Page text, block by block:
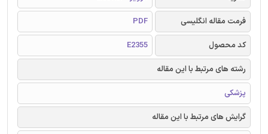
فرمت مقاله انگلیسی
PDF
کد محصول
E2355
رشته های مرتبط با این مقاله
پزشکی
گرایش های مرتبط با این مقاله